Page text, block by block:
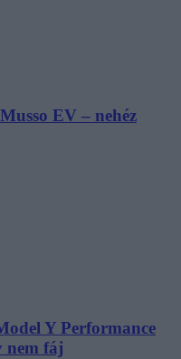
EV – nehéz
Y Performance
nem fáj